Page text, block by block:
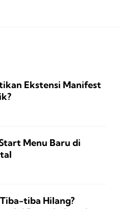
Ekstensi Manifest
Menu Baru di
tiba Hilang?